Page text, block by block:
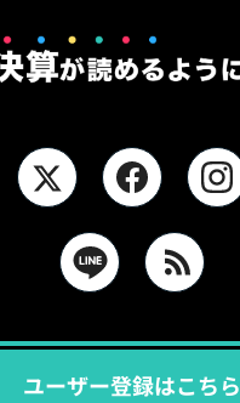
ユーザー登録はこちら